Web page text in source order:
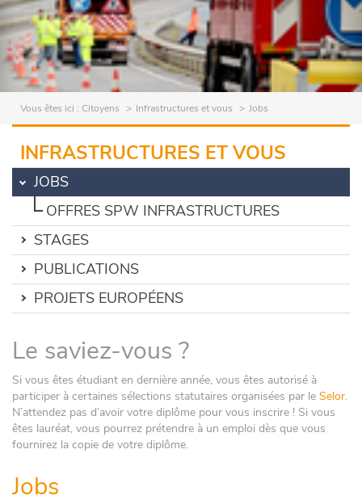
Vous êtes ici : Citoyens Infrastructures et vous Jobs
INFRASTRUCTURES ET VOUS
JOBS
OFFRES SPW INFRASTRUCTURES
STAGES
PUBLICATIONS
PROJETS EUROPÉENS
Le saviez-vous ?
Si vous êtes étudiant en dernière année, vous êtes autorisé à
participer à certaines sélections statutaires organisées par le Selor.
N’attendez pas d’avoir votre diplôme pour vous inscrire ! Si vous
êtes lauréat, vous pourrez prétendre à un emploi dès que vous
fournirez la copie de votre diplôme.
Jobs